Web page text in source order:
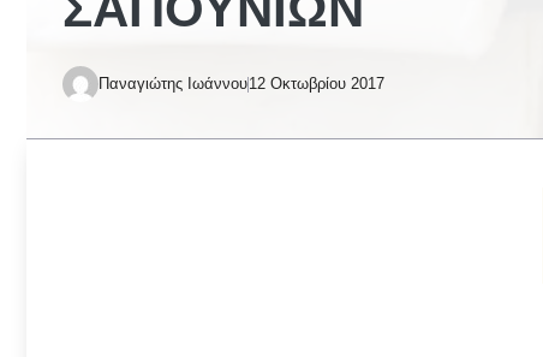
Παναγιώτης Ιωάννου12 Οκτωβρίου 2017